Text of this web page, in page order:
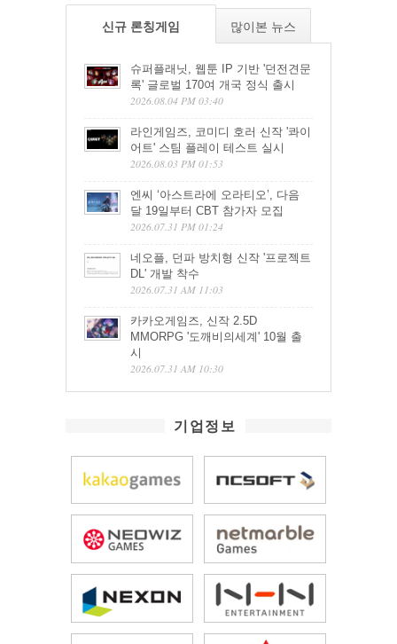
신규 론칭게임 많이본 뉴스
슈퍼플래닛, 웹툰 IP 기반 '던전견문
록' 글로벌 170여 개국 정식 출시
2026.08.04 PM 03:40
라인게임즈, 코미디 호러 신작 '콰이
어트' 스팀 플레이 테스트 실시
2026.08.03 PM 01:53
엔씨 ‘아스트라에 오라티오’, 다음
달 19일부터 CBT 참가자 모집
2026.07.31 PM 01:24
네오플, 던파 방치형 신작 '프로젝트
DL' 개발 착수
2026.07.31 AM 11:03
카카오게임즈, 신작 2.5D
MMORPG '도깨비의세계' 10월 출
시
2026.07.31 AM 10:30
기업정보